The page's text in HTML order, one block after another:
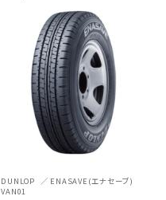
DUNLOP
ENASAVE(エナセーブ)
VAN01